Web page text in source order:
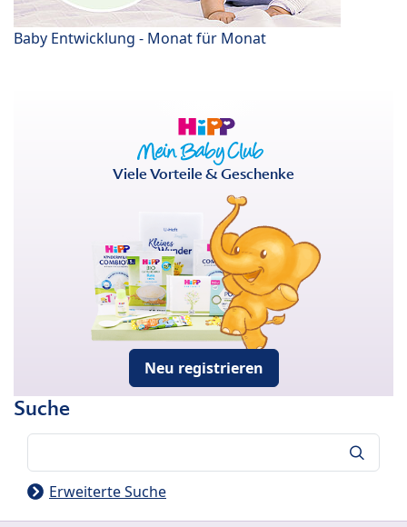
Baby Entwicklung - Monat für Monat
Viele Vorteile & Geschenke
Neu registrieren
Suche
Erweiterte Suche